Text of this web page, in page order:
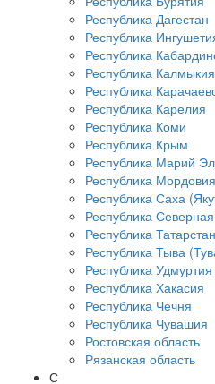
Республика Дагестан
Республика
Республика
Республика Калмыкия
Республика
Республика Карелия
Республика Коми
Республика Крым
Республика Марий Эл
Республика Мордовия
Республика Саха
Республика
Республика Татарстан
Республика Тыва
Республика Удмуртия
Республика Хакасия
Республика Чечня
Республика Чувашия
Ростовская область
Рязанская область
С